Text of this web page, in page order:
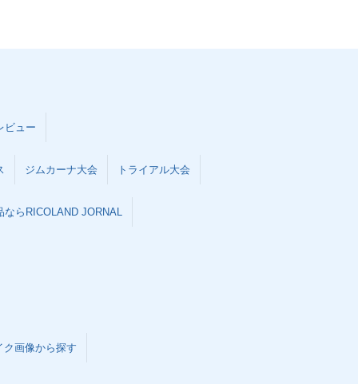
ビュー
ジムカーナ大会 トライアル大会
ならRICOLAND JORNAL
ク画像から探す